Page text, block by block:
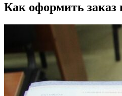
Как оформить заказ